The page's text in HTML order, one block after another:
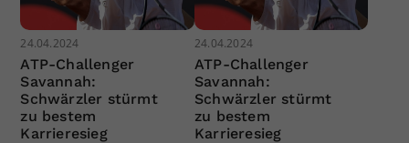
24.04.2024
ATP-Challenger
Savannah:
Schwärzler stürmt
zu bestem
Karrieresieg
24.04.2024
ATP-Challenger
Savannah:
Schwärzler stürmt
zu bestem
Karrieresieg